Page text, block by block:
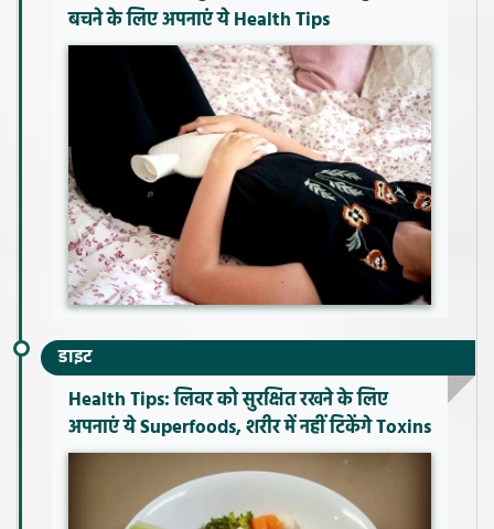
बचने के लिए अपनाएं ये Health Tips
डाइट
Health Tips: लिवर को सुरक्षित रखने के लिए
अपनाएं ये Superfoods, शरीर में नहीं टिकेंगे Toxins